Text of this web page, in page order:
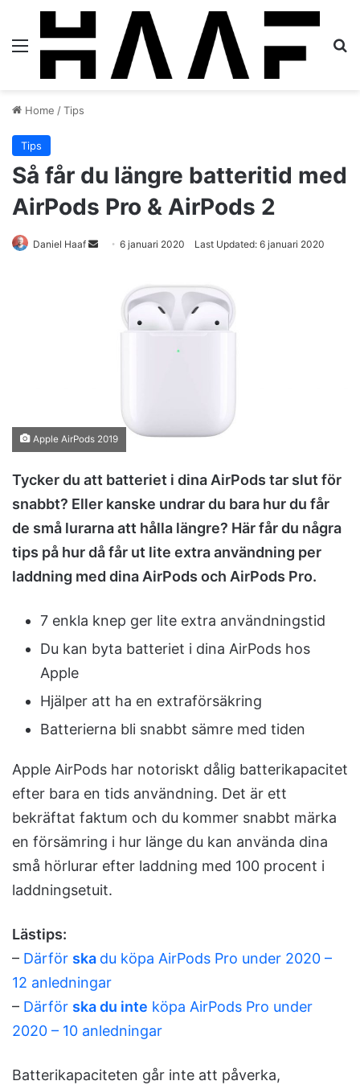
Home /Tips
Tips
Så får du längre batteritid med
AirPods Pro & AirPods 2
Daniel Haaf
l
6 januari 2020 Last Updated: 6 januari 2020
Apple AirPods 2019
Tycker du att batteriet i dina AirPods tar slut för
snabbt? Eller kanske undrar du bara hur du får
de små lurarna att hålla längre? Här får du några
tips på hur då får ut lite extra användning per
laddning med dina AirPods och AirPods Pro.
7 enkla knep ger lite extra användningstid
Du kan byta batteriet i dina AirPods hos
Apple
Hjälper att ha en extraförsäkring
Batterierna bli snabbt sämre med tiden
Apple AirPods har notoriskt dålig batterikapacitet
efter bara en tids användning. Det är ett
bekräftat faktum och du kommer snabbt märka
en försämring i hur länge du kan använda dina
små hörlurar efter laddning med 100 procent i
laddningsetuit.
Lästips:
– Därför ska du köpa AirPods Pro under 2020 –
12 anledningar
– Därför ska du inte köpa AirPods Pro under
2020 – 10 anledningar
Batterikapaciteten går inte att påverka,